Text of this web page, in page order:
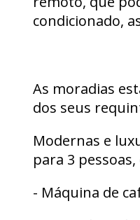
condicionado,
As moradias
dos seus
Modernas e
para 3
- Máquina de